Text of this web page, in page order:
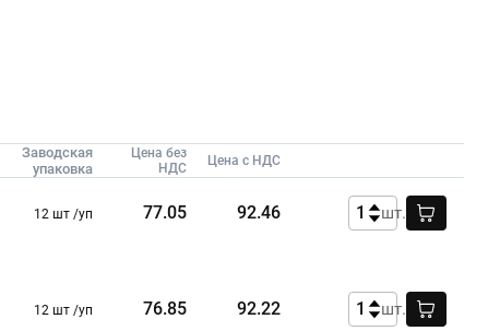
Заводская
упаковка
Цена без
НДС
Цена с НДС
12 шт /уп 77.05 92.46 шт.
12 шт /уп 76.85 92.22 шт.